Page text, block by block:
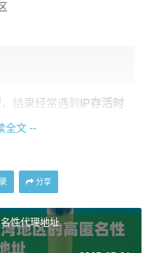
结果经常遇到
IP存活时
更麻烦的是，有些代理IP
成 真实家庭宽带
全文 --
分享
性代理地址